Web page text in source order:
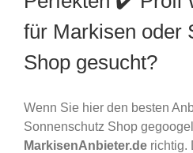
für Markisen oder
Shop gesucht?
Wenn Sie hier den besten
Sonnenschutz Shop
MarkisenAnbieter.de richtig.